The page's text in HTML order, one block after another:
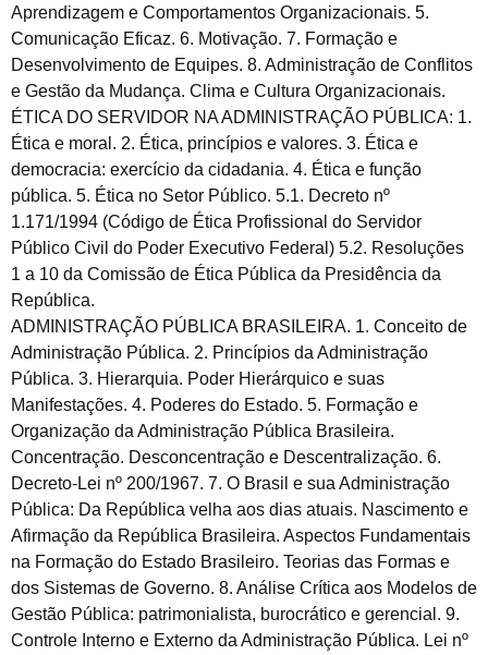
Aprendizagem e Comportamentos Organizacionais. 5.
Comunicação Eficaz. 6. Motivação. 7. Formação e
Desenvolvimento de Equipes. 8. Administração de Conflitos
e Gestão da Mudança. Clima e Cultura Organizacionais.
ÉTICA DO SERVIDOR NA ADMINISTRAÇÃO PÚBLICA: 1.
Ética e moral. 2. Ética, princípios e valores. 3. Ética e
democracia: exercício da cidadania. 4. Ética e função
pública. 5. Ética no Setor Público. 5.1. Decreto nº
1.171/1994 (Código de Ética Profissional do Servidor
Público Civil do Poder Executivo Federal) 5.2. Resoluções
1 a 10 da Comissão de Ética Pública da Presidência da
República.
ADMINISTRAÇÃO PÚBLICA BRASILEIRA. 1. Conceito de
Administração Pública. 2. Princípios da Administração
Pública. 3. Hierarquia. Poder Hierárquico e suas
Manifestações. 4. Poderes do Estado. 5. Formação e
Organização da Administração Pública Brasileira.
Concentração. Desconcentração e Descentralização. 6.
Decreto-Lei nº 200/1967. 7. O Brasil e sua Administração
Pública: Da República velha aos dias atuais. Nascimento e
Afirmação da República Brasileira. Aspectos Fundamentais
na Formação do Estado Brasileiro. Teorias das Formas e
dos Sistemas de Governo. 8. Análise Crítica aos Modelos de
Gestão Pública: patrimonialista, burocrático e gerencial. 9.
Controle Interno e Externo da Administração Pública. Lei nº